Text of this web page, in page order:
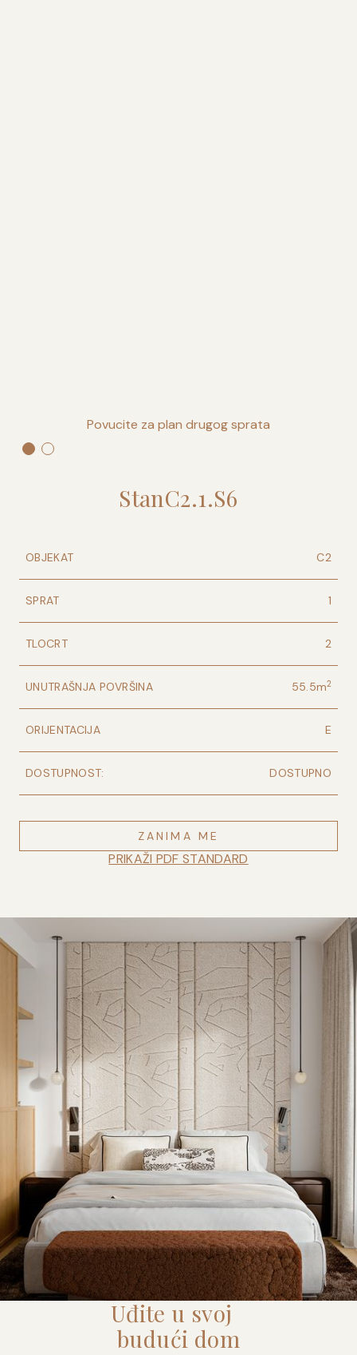
StanC2.1.S6
OBJEKAT C2
SPRAT 1
TLOCRT 2
UNUTRAŠNJA POVRŠINA 55.5m2
ORIJENTACIJA E
DOSTUPNOST: DOSTUPNO
ZANIMA ME
PRIKAŽI PDF STANDARD
Povucite za plan drugog sprata
Uđite u svoj
budući dom